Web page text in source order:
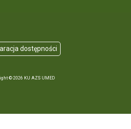
© 2026 KU AZS UMED